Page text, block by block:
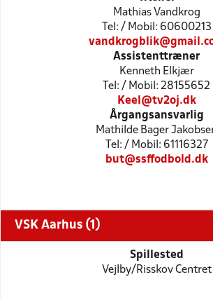
Mathias Vandkrog
Tel: / Mobil: 60600213
Assistenttræner
Kenneth Elkjær
Tel: / Mobil: 28155652
Keel@tv2oj.dk
Årgangsansvarlig
Mathilde Bager
Tel: / Mobil: 61116327
but@ssffodbold.dk
VSK Aarhus (1)
Spillested
Vejlby/Risskov Centret